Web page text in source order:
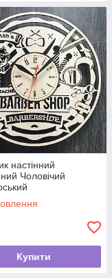
настінний
Чоловічий
Купити